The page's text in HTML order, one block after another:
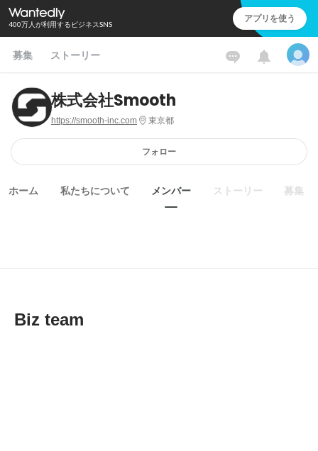
400万人が利用するビジネスSNS アプリを使う
募集 ストーリー
株式会社Smooth
https://smooth-inc.com 東京都
フォロー
ホーム 私たちについて メンバー ストーリー 募集
Biz team